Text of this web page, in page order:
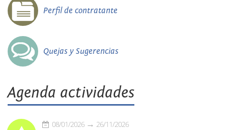
Perfil de contratante
Quejas y Sugerencias
Agenda actividades
08/01/2026 26/11/2026